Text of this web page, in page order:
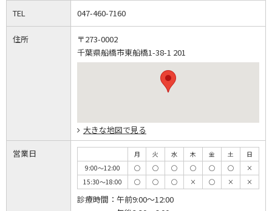
TEL 047-460-7160
住所
〒273-0002
千葉県船橋市東船橋1-38-1 201
大きな地図で見る
営業日 月 火 水 木 金 土
日
9:00～12:00
◯ ◯ ◯ ◯ ◯ ◯
×
15:30～18:00
◯ ◯ ◯ × ◯ × ×
診療時間： 午前9:00～12:00